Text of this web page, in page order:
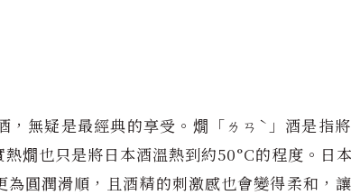
無疑是最經典的享受。燗「ㄌㄢˋ」酒是指
燗也只是將日本酒溫熱到約50°C的程度。日
圓潤滑順，且酒精的刺激感也會變得柔和，